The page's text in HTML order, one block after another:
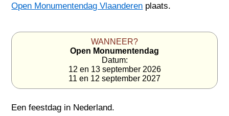
Open Monumentendag Vlaanderen plaats.
WANNEER?
Open Monumentendag
Datum:
12 en 13 september 2026
11 en 12 september 2027
Een feestdag in Nederland.